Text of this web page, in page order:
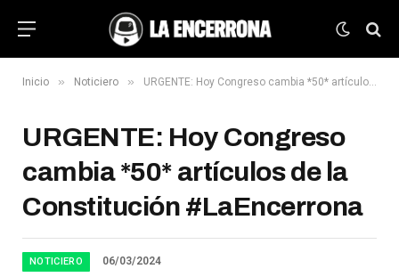
Inicio » Noticiero » URGENTE: Hoy Congreso cambia *50* artículos de la Constitución #LaEncerrona
URGENTE: Hoy Congreso
cambia *50* artículos de la
Constitución #LaEncerrona
NOTICIERO 06/03/2024